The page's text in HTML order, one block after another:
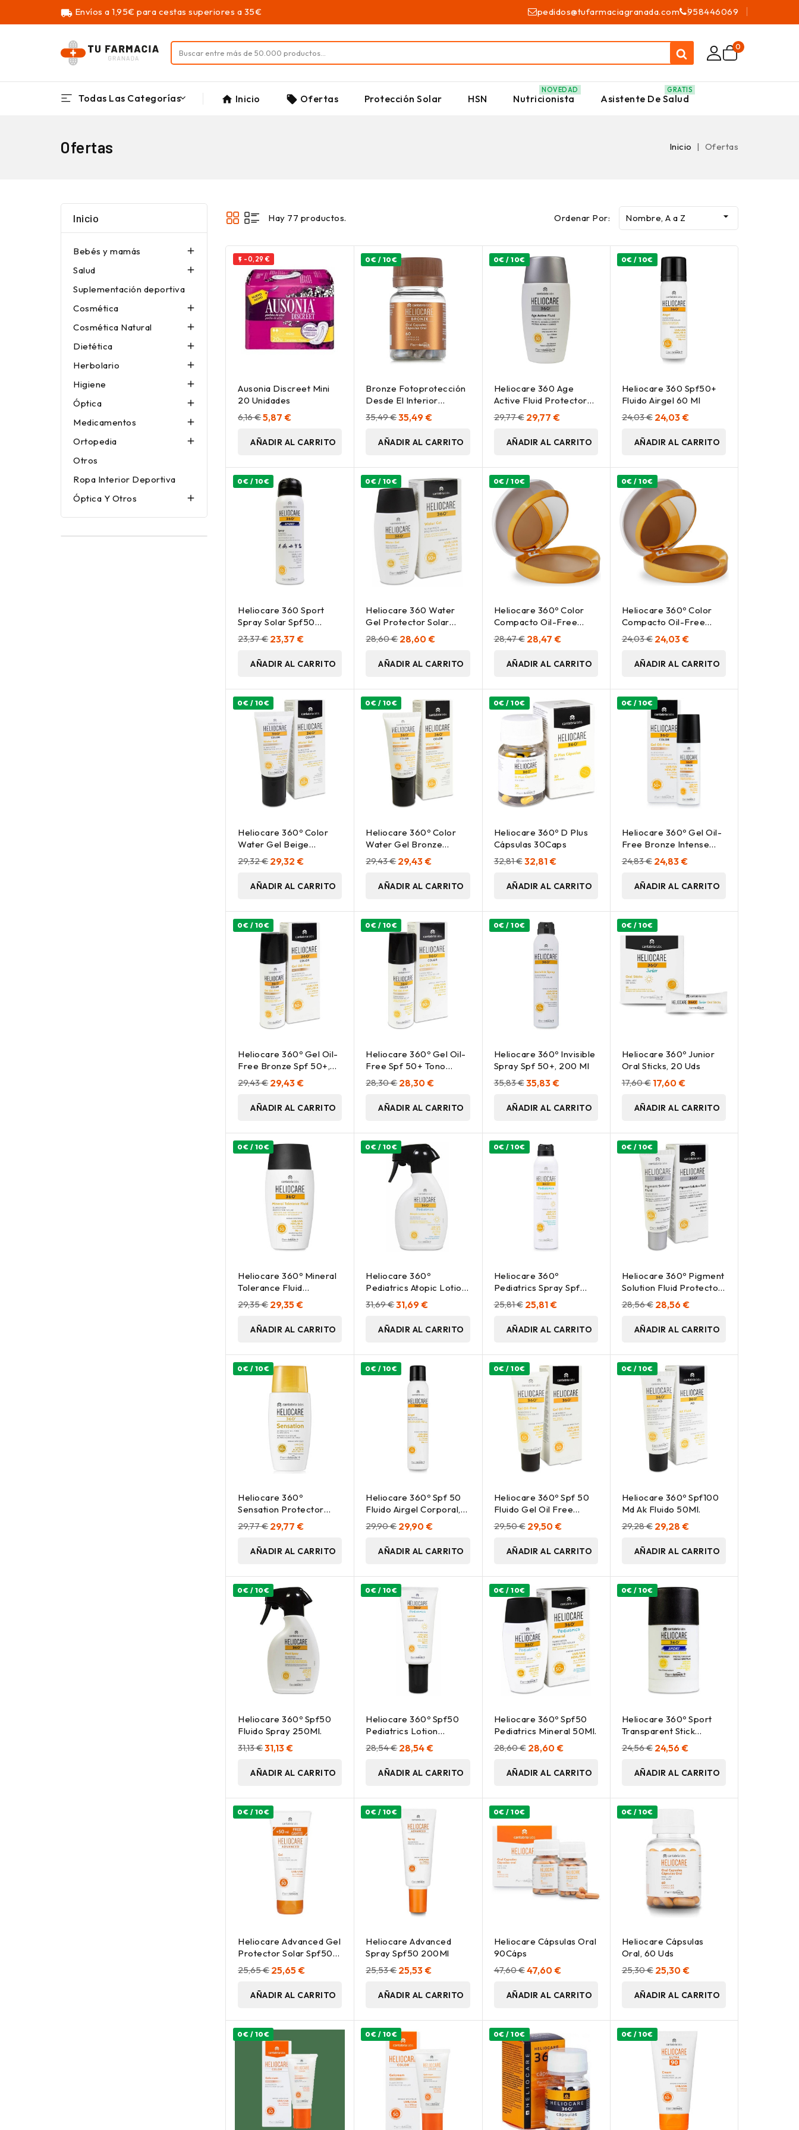
local_shipping Envíos a 1,95€ para cestas superiores a 35€ pedidos@tufarmaciagranada.com 958446069
0
Todas Las Categorías home Inicio local_offer Ofertas Protección Solar HSN Nutricionista
NOVEDAD
Asistente De Salud
GRATIS
Ofertas Inicio Ofertas
Inicio
Bebés y mamás 
Salud 
Suplementación deportiva
Cosmética

Cosmética Natural 
Dietética 
Herbolario 
Higiene 
Óptica 
Medicamentos 
Ortopedia 
Otros
Ropa Interior Deportiva
Óptica Y Otros

Hay 77 productos. Ordenar Por: Nombre, A a Z 
 -0,29 €
Ausonia Discreet Mini
20 Unidades
6,16 €5,87 €
AÑADIR AL CARRITO
0€ / 10€
Bronze Fotoprotección
Desde El Interior
Aceleradora Del
Bronceado 60 Cápsulas
35,49 €35,49 €
AÑADIR AL CARRITO
0€ / 10€
Heliocare 360 Age
Active Fluid Protector
Solar Spf50 50Ml
29,77 € 29,77 €
AÑADIR AL CARRITO
0€ / 10€
Heliocare 360 Spf50+
Fluido Airgel 60 Ml
24,03 € 24,03 €
AÑADIR AL CARRITO
0€ / 10€
Heliocare 360 Sport
Spray Solar Spf50
100Ml
23,37 € 23,37 €
AÑADIR AL CARRITO
0€ / 10€
Heliocare 360 Water
Gel Protector Solar
Spf50+ 50Ml
28,60 €28,60 €
AÑADIR AL CARRITO
0€ / 10€
Heliocare 360º Color
Compacto Oil-Free
Spf50 Beige 10 Gr
28,47 € 28,47 €
AÑADIR AL CARRITO
0€ / 10€
Heliocare 360º Color
Compacto Oil-Free
Spf50 Bronze 10 Gr
24,03 € 24,03 €
AÑADIR AL CARRITO
0€ / 10€
Heliocare 360º Color
Water Gel Beige
Protector Solar Spf50+
50Ml
29,32 € 29,32 €
AÑADIR AL CARRITO
0€ / 10€
Heliocare 360º Color
Water Gel Bronze
Protector Solar Spf50+
50Ml
29,43 €29,43 €
AÑADIR AL CARRITO
0€ / 10€
Heliocare 360º D Plus
Cápsulas 30Caps
32,81 €32,81 €
AÑADIR AL CARRITO
0€ / 10€
Heliocare 360º Gel Oil-
Free Bronze Intense
Protector Solar Spf50+
50Ml
24,83 € 24,83 €
AÑADIR AL CARRITO
0€ / 10€
Heliocare 360º Gel Oil-
Free Bronze Spf 50+,
50 Ml
29,43 € 29,43 €
AÑADIR AL CARRITO
0€ / 10€
Heliocare 360º Gel Oil-
Free Spf 50+ Tono
Beige, 50 Ml
28,30 €28,30 €
AÑADIR AL CARRITO
0€ / 10€
Heliocare 360º Invisible
Spray Spf 50+, 200 Ml
35,83 €35,83 €
AÑADIR AL CARRITO
0€ / 10€
Heliocare 360º Junior
Oral Sticks, 20 Uds
17,60 € 17,60 €
AÑADIR AL CARRITO
0€ / 10€
Heliocare 360º Mineral
Tolerance Fluid
Protector Solar Spf50
50Ml
29,35 € 29,35 €
AÑADIR AL CARRITO
0€ / 10€
Heliocare 360º
Pediatrics Atopic Lotion
Spf 50+ Spray, 250 Ml
31,69 €31,69 €
AÑADIR AL CARRITO
0€ / 10€
Heliocare 360º
Pediatrics Spray Spf
50+, 200 Ml
25,81 € 25,81 €
AÑADIR AL CARRITO
0€ / 10€
Heliocare 360º Pigment
Solution Fluid Protector
Solar Spf50+ 50Ml
28,56 € 28,56 €
AÑADIR AL CARRITO
0€ / 10€
Heliocare 360º
Sensation Protector
Solar Spf50+ 50 Ml
29,77 € 29,77 €
AÑADIR AL CARRITO
0€ / 10€
Heliocare 360º Spf 50
Fluido Airgel Corporal,
200 Ml
29,90 €29,90 €
AÑADIR AL CARRITO
0€ / 10€
Heliocare 360º Spf 50
Fluido Gel Oil Free
Protector Solar, 50 Ml
29,50 € 29,50 €
AÑADIR AL CARRITO
0€ / 10€
Heliocare 360º Spf100
Md Ak Fluido 50Ml.
29,28 € 29,28 €
AÑADIR AL CARRITO
0€ / 10€
Heliocare 360º Spf50
Fluido Spray 250Ml.
31,13 €31,13 €
AÑADIR AL CARRITO
0€ / 10€
Heliocare 360º Spf50
Pediatrics Lotion
Protector Solar 200 Ml
28,54 €28,54 €
AÑADIR AL CARRITO
0€ / 10€
Heliocare 360º Spf50
Pediatrics Mineral 50Ml.
28,60 € 28,60 €
AÑADIR AL CARRITO
0€ / 10€
Heliocare 360º Sport
Transparent Stick
Protector Solar Spf50+
25G
24,56 € 24,56 €
AÑADIR AL CARRITO
0€ / 10€
Heliocare Advanced Gel
Protector Solar Spf50
200Ml
25,65 € 25,65 €
AÑADIR AL CARRITO
0€ / 10€
Heliocare Advanced
Spray Spf50 200Ml
25,53 €25,53 €
AÑADIR AL CARRITO
0€ / 10€
Heliocare Cápsulas Oral
90Cáps
47,60 €47,60 €
AÑADIR AL CARRITO
0€ / 10€
Heliocare Cápsulas
Oral, 60 Uds
25,30 € 25,30 €
AÑADIR AL CARRITO
0€ / 10€ 0€ / 10€ 0€ / 10€ 0€ / 10€